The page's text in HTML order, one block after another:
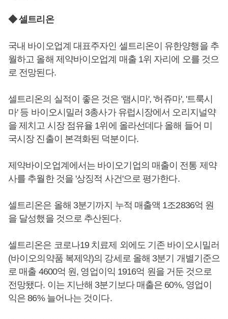
◆ 셀트리온
국내 바이오업계 대표주자인 셀트리온이 유한양행을 추
월하고 올해 제약바이오업계 매출 1위 자리에 오를 것으
로 전망된다.
셀트리온의 실적이 좋은 것은 '램시마', '허쥬마', '트룩시
마' 등 바이오시밀러 3총사가 유럽시장에서 오리지널약
을 제치고 시장 점유율 1위에 올라선데다 올해 들어 미
국시장 진출이 본격화된 덕분이다.
제약바이오업계에서는 바이오기업의 매출이 전통 제약
사를 추월한 것을 '상징적 사건'으로 평가한다.
셀트리온은 올해 3분기까지 누적 매출액 1조2836억 원
을 달성했을 것으로 추산된다.
셀트리온은 코로나19 치료제 외에도 기존 바이오시밀러
(바이오의약품 복제약)의 강세로 올해 3분기 개별기준으
로 매출 4600억 원, 영업이익 1916억 원을 거둔 것으로
전망됐다. 이는 지난해 3분기보다 매출은 60%, 영업이
익은 86% 늘어나는 것이다.